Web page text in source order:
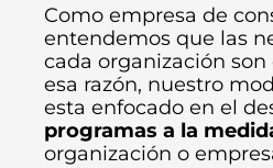
Como empresa de
entendemos que las
cada organización
esa razón, nuestro
esta enfocado en el
programas a la
organización o